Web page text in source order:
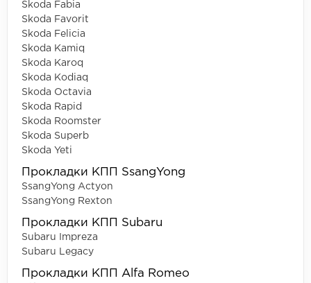
Skoda Fabia
Skoda Favorit
Skoda Felicia
Skoda Kamiq
Skoda Karoq
Skoda Kodiaq
Skoda Octavia
Skoda Rapid
Skoda Roomster
Skoda Superb
Skoda Yeti
Прокладки КПП SsangYong
SsangYong Actyon
SsangYong Rexton
Прокладки КПП Subaru
Subaru Impreza
Subaru Legacy
Прокладки КПП Alfa Romeo